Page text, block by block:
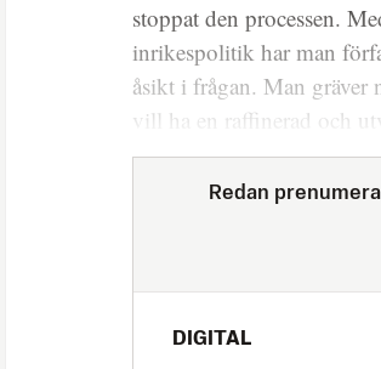
stoppat den processen.
inrikespolitik har man
åsikt i frågan. Man gräver
vill ha en raffinerad och
Redan
DIGITAL